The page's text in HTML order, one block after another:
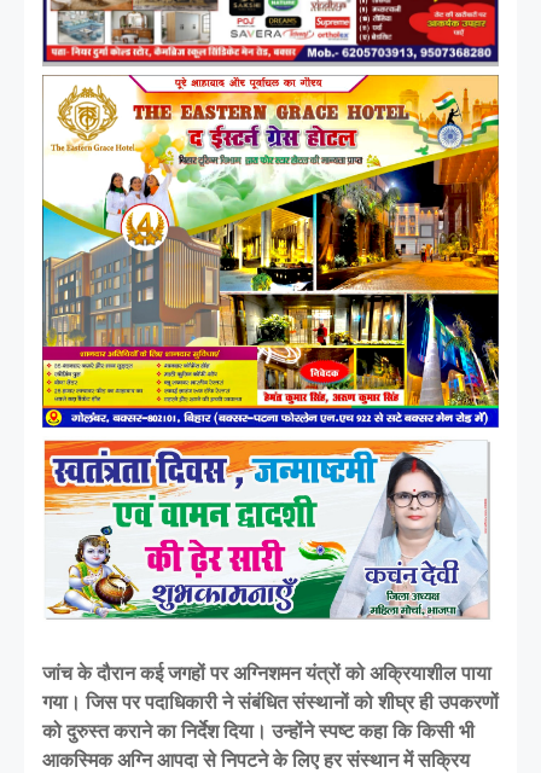
जांच के दौरान कई जगहों पर अग्निशमन यंत्रों को अक्रियाशील पाया
गया। जिस पर पदाधिकारी ने संबंधित संस्थानों को शीघ्र ही उपकरणों
को दुरुस्त कराने का निर्देश दिया। उन्होंने स्पष्ट कहा कि किसी भी
आकस्मिक अग्नि आपदा से निपटने के लिए हर संस्थान में सक्रिय